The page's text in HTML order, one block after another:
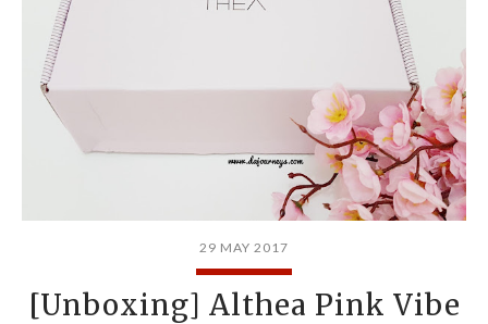
29 MAY 2017
[Unboxing] Althea Pink Vibe